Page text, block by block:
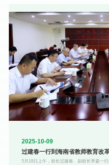
2025-10-09
过建春一行到海南省教师教育改
企拓岗促就业
5月18日上午，校长过建春、副校长李森一